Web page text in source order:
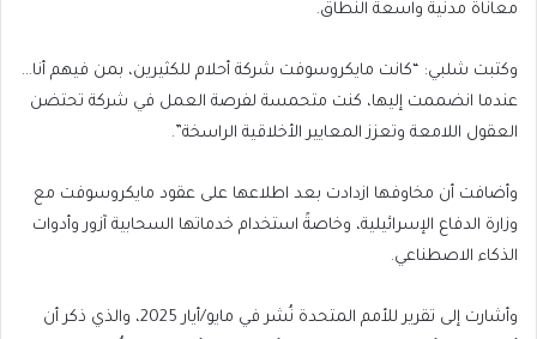
معاناة مدنية واسعة النطاق.
وكتبت شلبي: “كانت مايكروسوفت شركة أحلام للكثيرين، بمن فيهم أنا…
عندما انضممت إليها، كنت متحمسة لفرصة العمل في شركة تحتضن
العقول اللامعة وتعزز المعايير الأخلاقية الراسخة”.
وأضافت أن مخاوفها ازدادت بعد اطلاعها على عقود مايكروسوفت مع
وزارة الدفاع الإسرائيلية، وخاصةً استخدام خدماتها السحابية آزور وأدوات
الذكاء الاصطناعي.
وأشارت إلى تقرير للأمم المتحدة نُشر في مايو/أيار 2025، والذي ذكر أن